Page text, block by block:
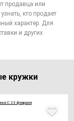
продавца или
кто продает
характер. Для
и других
кружки